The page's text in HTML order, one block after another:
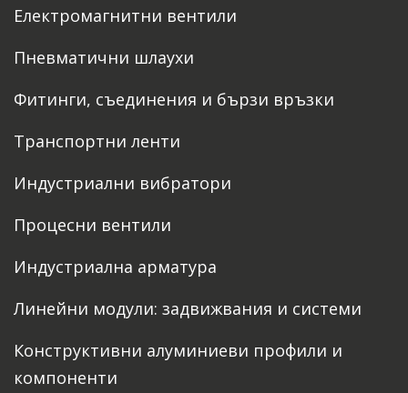
Електромагнитни вентили
Пневматични шлаухи
Фитинги, съединения и бързи връзки
Транспортни ленти
Индустриални вибратори
Процесни вентили
Индустриална арматура
Линейни модули: задвижвания и системи
Конструктивни алуминиеви профили и
компоненти